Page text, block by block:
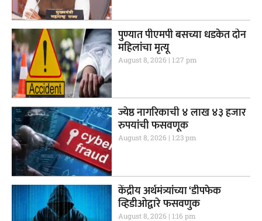
पुण्यात पीएमपी बसच्या धडकेत दोन
महिलांचा मृत्यू
August 8, 2026 1:27 pm
ज्येष्ठ नागरिकाची ४ लाख ४३ हजार
रुपयांची फसवणूक
August 8, 2026 1:23 pm
केंद्रीय अर्थमंत्र्यांच्या ‘डीपफेक
व्हिडीओद्वारे फसवणुक
August 8, 2026 1:16 pm